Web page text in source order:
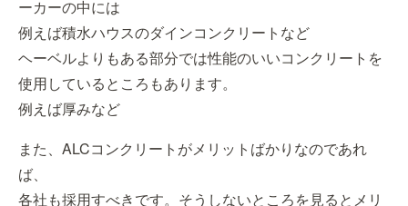
ーカーの中には
例えば積水ハウスのダインコンクリートなど
ヘーベルよりもある部分では性能のいいコンクリートを
使用しているところもあります。
例えば厚みなど
また、ALCコンクリートがメリットばかりなのであれ
ば、
各社も採用すべきです。そうしないところを見るとメリ